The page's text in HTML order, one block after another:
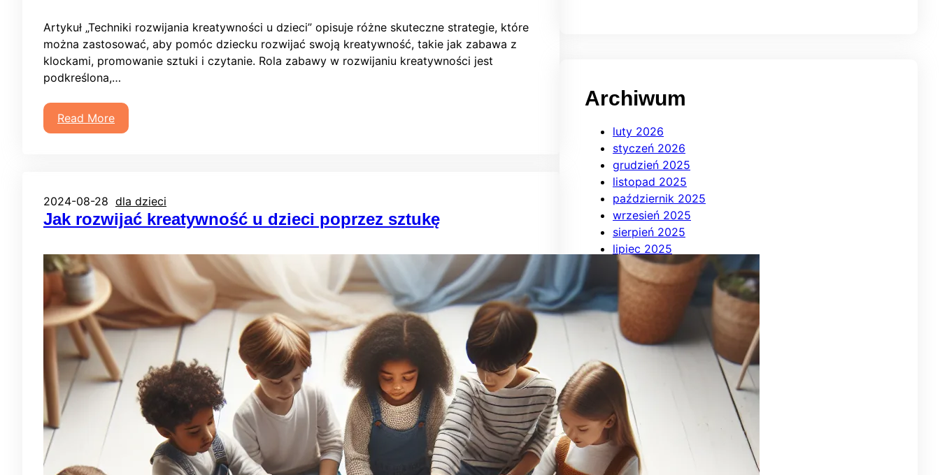
Artykuł „Techniki rozwijania kreatywności u dzieci” opisuje różne skuteczne strategie, które
można zastosować, aby pomóc dziecku rozwijać swoją kreatywność, takie jak zabawa z
klockami, promowanie sztuki i czytanie. Rola zabawy w rozwijaniu kreatywności jest
podkreślona,…
Read More
2024-08-28 dla dzieci
Jak rozwijać kreatywność u dzieci poprzez sztukę
Archiwum
luty 2026
styczeń 2026
grudzień 2025
listopad 2025
październik 2025
wrzesień 2025
sierpień 2025
lipiec 2025
czerwiec 2025
maj 2025
kwiecień 2025
marzec 2025
luty 2025
listopad 2024
październik 2024
wrzesień 2024
sierpień 2024
lipiec 2024
czerwiec 2024
maj 2024
kwiecień 2024